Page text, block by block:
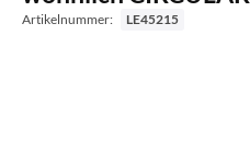
Artikelnummer: LE45215